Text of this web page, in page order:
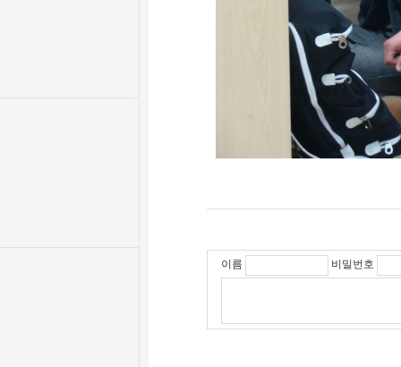
이름 비밀번호